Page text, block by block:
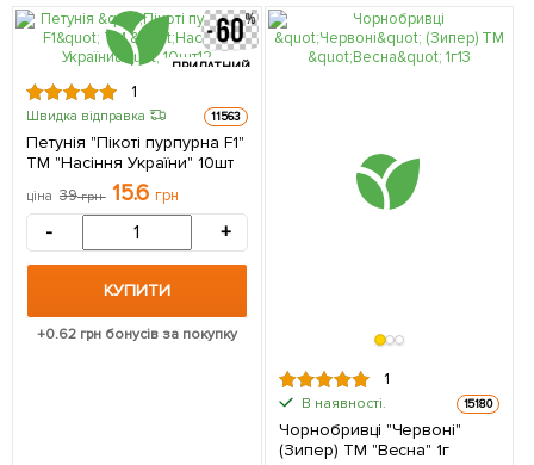
ПРИДАТНИЙ
1
Швидка відправка 11563
Петунія "Пікоті пурпурна F1"
ТМ "Насіння України" 10шт
ціна 39грн 15.6 грн
- +
КУПИТИ
+0.62 грн бонусів за покупку
1
В наявності. 15180
Чорнобривці "Червоні"
(Зипер) ТМ "Весна" 1г